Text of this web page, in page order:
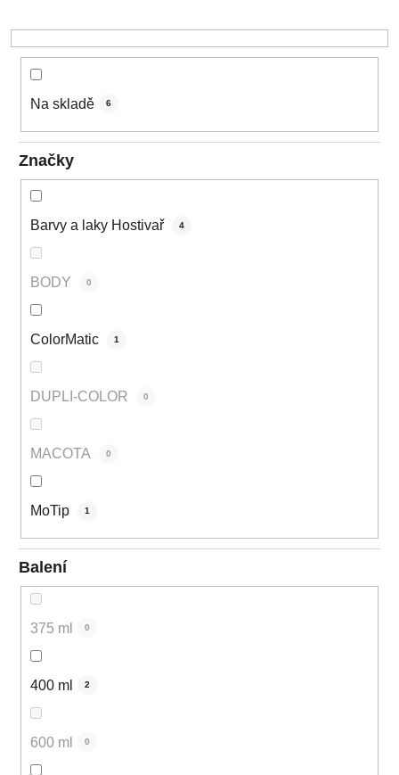
k
Na skladě 6
Značky
Barvy a laky Hostivař 4
BODY 0
ColorMatic 1
DUPLI-COLOR 0
MACOTA 0
MoTip 1
Balení
375 ml 0
400 ml 2
600 ml 0